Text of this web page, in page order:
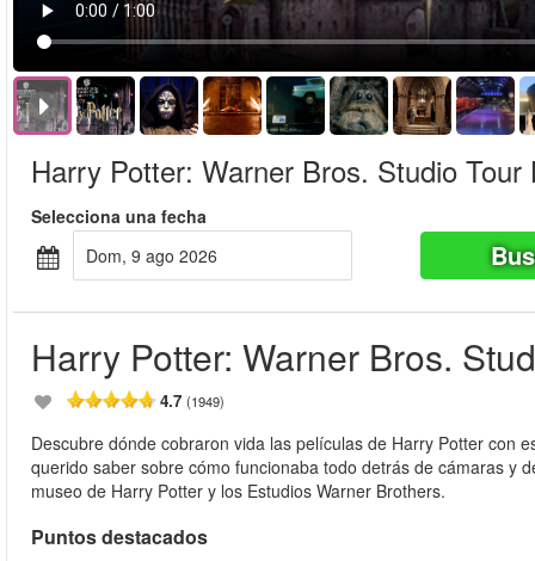
Harry Potter: Warner Bros. Studio Tour
Selecciona una fecha
dom, 9 ago 2026
Harry Potter: Warner Bros.
4.7 (1949)
Descubre dónde cobraron vida las películas de Harry Potter con
querido saber sobre cómo funcionaba todo detrás de cámaras y
museo de Harry Potter y los Estudios Warner Brothers.
Puntos destacados